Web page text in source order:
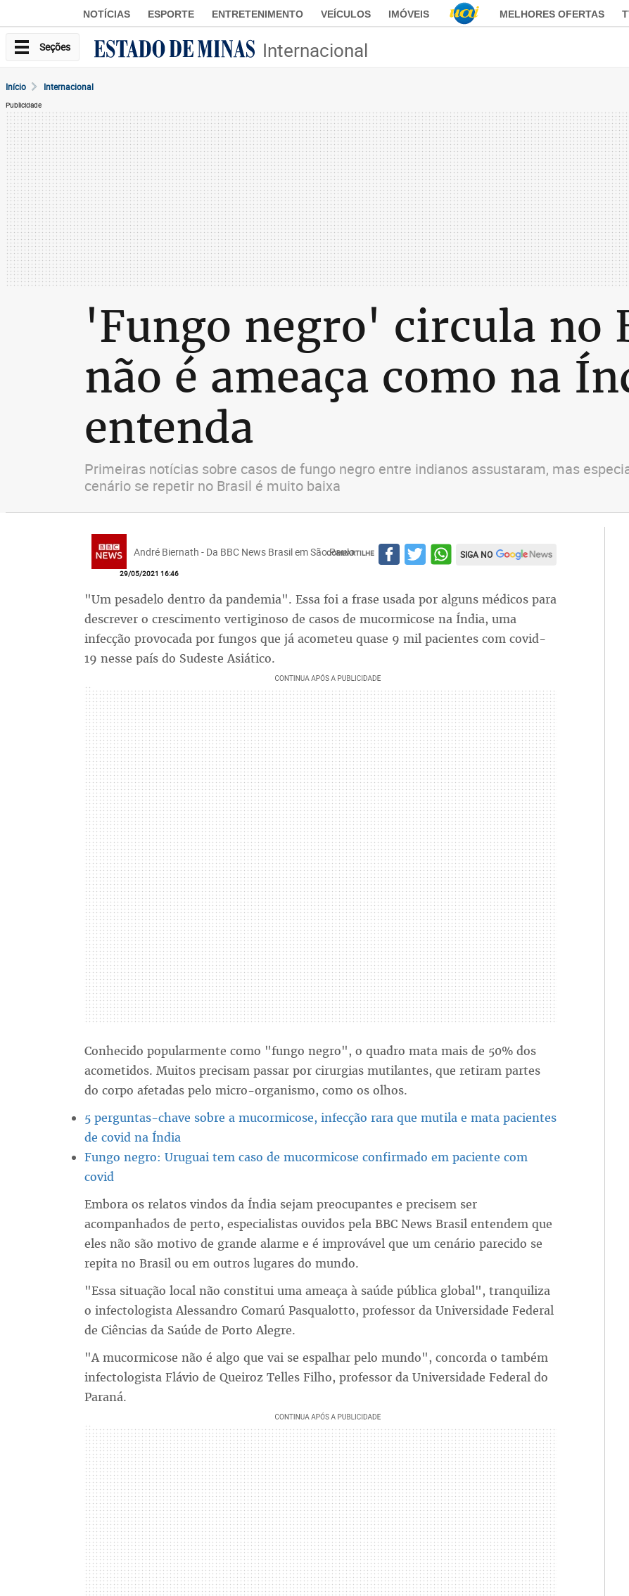
NOTÍCIAS ESPORTE ENTRETENIMENTO VEÍCULOS IMÓVEIS MELHORES OFERTAS
Seções Internacional
Início Internacional
Publicidade
'Fungo negro' circula no
não é ameaça como na
entenda
Primeiras notícias sobre casos de fungo negro entre indianos assustaram, mas
cenário se repetir no Brasil é muito baixa
André Biernath - Da BBC News Brasil em São Paulo
29/05/2021 16:46
COMPARTILHE SIGA NO
"Um pesadelo dentro da pandemia". Essa foi a frase usada por alguns médicos para
descrever o crescimento vertiginoso de casos de mucormicose na Índia, uma
infecção provocada por fungos que já acometeu quase 9 mil pacientes com covid-
19 nesse país do Sudeste Asiático.
Conhecido popularmente como "fungo negro", o quadro mata mais de 50% dos
acometidos. Muitos precisam passar por cirurgias mutilantes, que retiram partes
do corpo afetadas pelo micro-organismo, como os olhos.
5 perguntas-chave sobre a mucormicose, infecção rara que mutila e mata pacientes
de covid na Índia
Fungo negro: Uruguai tem caso de mucormicose confirmado em paciente com
covid
Embora os relatos vindos da Índia sejam preocupantes e precisem ser
acompanhados de perto, especialistas ouvidos pela BBC News Brasil entendem que
eles não são motivo de grande alarme e é improvável que um cenário parecido se
repita no Brasil ou em outros lugares do mundo.
"Essa situação local não constitui uma ameaça à saúde pública global", tranquiliza
o infectologista Alessandro Comarú Pasqualotto, professor da Universidade Federal
de Ciências da Saúde de Porto Alegre.
"A mucormicose não é algo que vai se espalhar pelo mundo", concorda o também
infectologista Flávio de Queiroz Telles Filho, professor da Universidade Federal do
Paraná.